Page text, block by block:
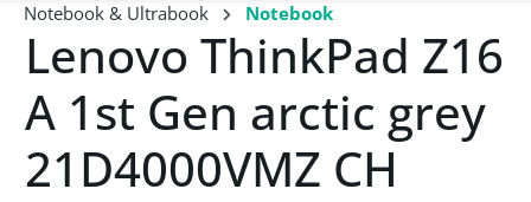
Notebook & Ultrabook Notebook
Lenovo ThinkPad Z16
A 1st Gen arctic grey
21D4000VMZ CH